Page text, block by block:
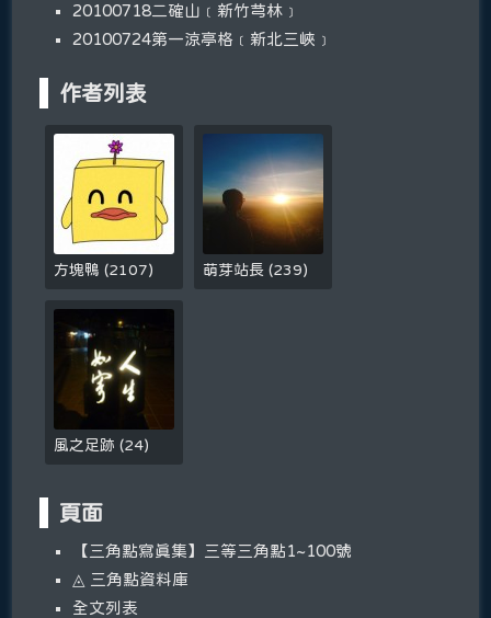
20100718二確山﹝新竹芎林﹞
20100724第一涼亭格﹝新北三峽﹞
作者列表
方塊鴨(2107) 萌芽站長(239)
風之足跡(24)
頁面
【三角點寫真集】三等三角點1~100號
◬ 三角點資料庫
全文列表